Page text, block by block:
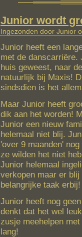
Junior wordt
Ingezonden door Junior
Junior heeft een
met de danscarriëre.
huis geweest, naar
natuurlijk bij Maxis!
sindsdien is het
Maar Junior heeft
dik aan het worden!
Junior een nieuw
helemaal niet blij.
'over 9 maanden'
ze wilden het niet
Junior helemaal
verkopen maar er
belangrijke taak
Junior heeft nog
denkt dat het wel
zusje meehelpen
lang!